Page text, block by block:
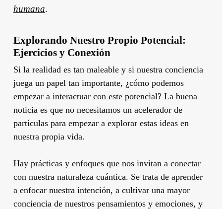
humana.
Explorando Nuestro Propio Potencial:
Ejercicios y Conexión
Si la realidad es tan maleable y si nuestra conciencia
juega un papel tan importante, ¿cómo podemos
empezar a interactuar con este potencial? La buena
noticia es que no necesitamos un acelerador de
partículas para empezar a explorar estas ideas en
nuestra propia vida.
Hay prácticas y enfoques que nos invitan a conectar
con nuestra naturaleza cuántica. Se trata de aprender
a enfocar nuestra intención, a cultivar una mayor
conciencia de nuestros pensamientos y emociones, y